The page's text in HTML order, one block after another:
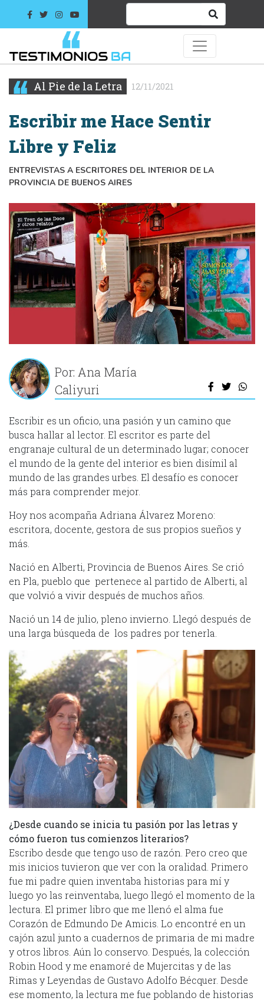
Al Pie de la Letra 12/11/2021
Escribir me Hace Sentir
Libre y Feliz
ENTREVISTAS A ESCRITORES DEL INTERIOR DE LA
PROVINCIA DE BUENOS AIRES
Por: Ana María
Caliyuri
Escribir es un oficio, una pasión y un camino que
busca hallar al lector. El escritor es parte del
engranaje cultural de un determinado lugar; conocer
el mundo de la gente del interior es bien disímil al
mundo de las grandes urbes. El desafío es conocer
más para comprender mejor.
Hoy nos acompaña Adriana Álvarez Moreno:
escritora, docente, gestora de sus propios sueños y
más.
Nació en Alberti, Provincia de Buenos Aires. Se crió
en Pla, pueblo que pertenece al partido de Alberti, al
que volvió a vivir después de muchos años.
Nació un 14 de julio, pleno invierno. Llegó después de
una larga búsqueda de los padres por tenerla.
¿Desde cuando se inicia tu pasión por las letras y
cómo fueron tus comienzos literarios?
Escribo desde que tengo uso de razón. Pero creo que
mis inicios tuvieron que ver con la oralidad. Primero
fue mi padre quien inventaba historias para mí y
luego yo las reinventaba, luego llegó el momento de la
lectura. El primer libro que me llenó el alma fue
Corazón de Edmundo De Amicis. Lo encontré en un
cajón azul junto a cuadernos de primaria de mi madre
y otros libros. Aún lo conservo. Después, la colección
Robin Hood y me enamoré de Mujercitas y de las
Rimas y Leyendas de Gustavo Adolfo Bécquer. Desde
ese momento, la lectura me fue poblando de historias